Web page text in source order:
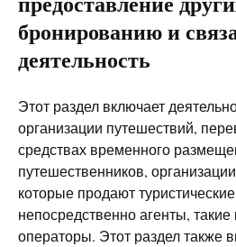
бронированию и
деятельность
Этот раздел включает
организации путешествий,
средствах временного
путешественников,
которые продают
непосредственно агенты, такие
операторы. Этот раздел также